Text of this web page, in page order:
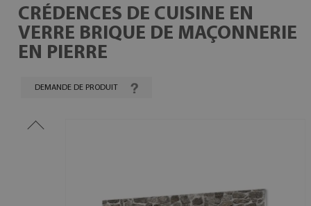
CRÉDENCES DE CUISINE EN
VERRE BRIQUE DE MAÇONNERIE
EN PIERRE
DEMANDE DE PRODUIT